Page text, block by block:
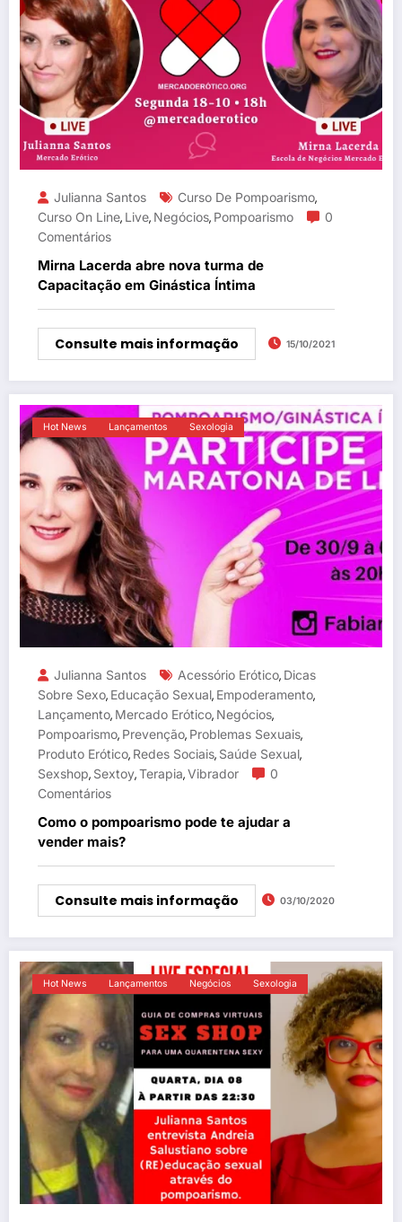
Julianna Santos Curso De Pompoarismo,
Curso On Line, Live, Negócios, Pompoarismo
0
Comentários
Mirna Lacerda abre nova turma de
Capacitação em Ginástica Íntima
Consulte mais informação 15/10/2021
Hot News Lançamentos Sexologia
Julianna Santos Acessório Erótico, Dicas
Sobre Sexo, Educação Sexual, Empoderamento,
Lançamento, Mercado Erótico, Negócios,
Pompoarismo, Prevenção, Problemas Sexuais,
Produto Erótico, Redes Sociais, Saúde Sexual,
Sexshop, Sextoy,Terapia,Vibrador
0
Comentários
Como o pompoarismo pode te ajudar a
vender mais?
Consulte mais informação 03/10/2020
Hot News Lançamentos Negócios Sexologia